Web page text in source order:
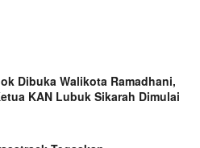
Dibuka Walikota Ramadhani,
KAN Lubuk Sikarah Dimulai